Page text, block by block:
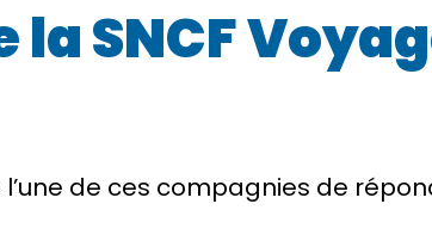
SNCF
de ces compagnies de